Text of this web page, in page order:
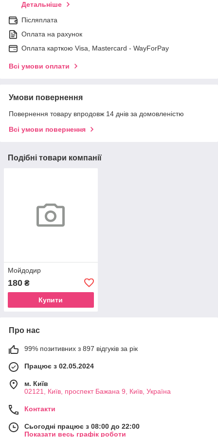
Детальніше
Післяплата
Оплата на рахунок
Оплата карткою Visa, Mastercard - WayForPay
Всі умови оплати
Умови повернення
Повернення товару впродовж 14 днів за домовленістю
Всі умови повернення
Подібні товари компанії
Мойдодир
180 ₴
Купити
Про нас
99% позитивних з 897 відгуків за рік
Працює з 02.05.2024
м. Київ
02121, Київ, проспект Бажана 9, Київ, Україна
Контакти
Сьогодні працює з 08:00 до 22:00
Показати весь графік роботи